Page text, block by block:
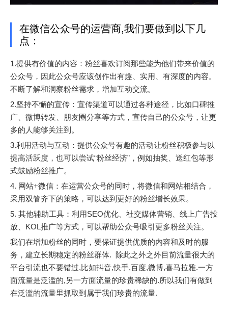
在微信公众号的运营商,我们要做到以下几
点：
1.提供有价值的内容：粉丝喜欢订阅那些能为他们带来价值的
公众号，因此公众号应该创作出有趣、实用、有深度的内容。
不断了解和洞察粉丝需求，增加互动交流。
2.坚持不懈的宣传：宣传渠道可以通过各种途径，比如口碑推
广、微博转发、朋友圈分享等方式，宣传自己的公众号，让更
多的人能够关注到。
3.利用活动与互动：提供公众号有趣的活动让粉丝积极参与以
提高活跃度，也可以尝试“粉丝经济”，例如抽奖、送红包等形
式鼓励粉丝推广。
4. 网站+微信：在运营公众号的同时，将微信和网站相结合，
采用双管齐下的策略，可以达到更好的粉丝增长效果。
5. 其他辅助工具：利用SEO优化、社交媒体营销、线上广告投
放、KOL推广等方式，可以帮助公众号吸引更多粉丝关注。
我们在增加粉丝的同时，要保证提供优质的内容和及时的服
务，建立长期稳定的粉丝群体. 除此之外之外目前流量很大的
平台引流也不要错过,比如抖音,快手,百度,微博,喜马拉雅.一方
面流量是泛滥的,另一方面流量的珍贵稀缺的.所以我们有做到
在泛滥的流量里抓取到属于我们珍贵的流量.